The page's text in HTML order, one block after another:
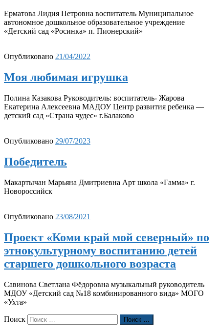
Ерматова Лидия Петровна воспитатель Муниципальное
автономное дошкольное образовательное учреждение
«Детский сад «Росинка» п. Пионерский»
Опубликовано 21/04/2022
Моя любимая игрушка
Полина Казакова Руководитель: воспитатель- Жарова
Екатерина Алексеевна МАДОУ Центр развития ребенка —
детский сад «Страна чудес» г.Балаково
Опубликовано 29/07/2023
Победитель
Макартычан Марьяна Дмитриевна Арт школа «Гамма» г.
Новороссийск
Опубликовано 23/08/2021
Проект «Коми край мой северный» по
этнокультурному воспитанию детей
старшего дошкольного возраста
Савинова Светлана Фёдоровна музыкальный руководитель
МДОУ «Детский сад №18 комбинированного вида» МОГО
«Ухта»
Поиск Поиск …